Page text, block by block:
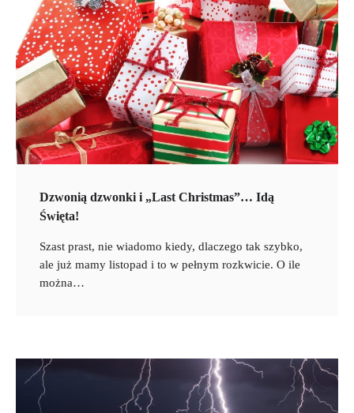
Dzwonią dzwonki i „Last Christmas”… Idą
Święta!
Szast prast, nie wiadomo kiedy, dlaczego tak szybko,
ale już mamy listopad i to w pełnym rozkwicie. O ile
można…